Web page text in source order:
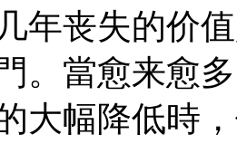
年丧失的价
。當愈来愈
大幅降低時